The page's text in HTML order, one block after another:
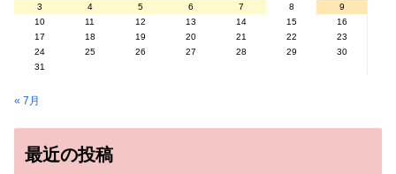
3
4 5 6 7 8
9
10
11 12 13 14 15
16
17
18 19 20 21 22
23
24
25 26 27 28 29
30
31
« 7月
最近の投稿